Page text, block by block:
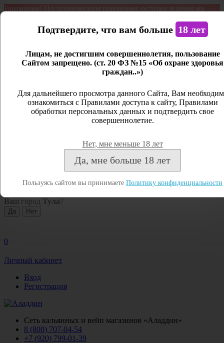
Внимание! По техническим причинам, остатки и цены на
является демонстрационным. Дистанционная продажа не
Открыть сайдбар
Личный кабинет
Закрыть
Посмотреть все результаты
Ваш город Тула ?
0
Личный кабинет
Вход
Регистрация
Сеть кальянных и вейп магазинов «Аладдин»
8 (800) 707-04-54
+7 (920) 799-01-39
Подтвердите, что вам больше 18 лет
Лицам, не достигшим совершеннолетия, пользование
Сайтом запрещено. (ст. 20 ФЗ №15 «Об охране здоровья
граждан..»)
Для дальнейшего просмотра данного Сайта, Вам
ознакомиться с Правилами доступа к сайту, Правилами
обработки персональных данных и подтвердить свое
совершеннолетие.
Нет, мне меньше 18 лет
Да, мне больше 18 лет
Пользуясь сайтом вы принимаете Политику конфиденциальности